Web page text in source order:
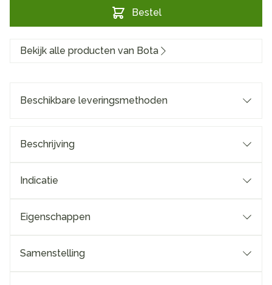
Bestel
Bekijk alle producten van Bota
Beschikbare leveringsmethoden
Beschrijving
Indicatie
Eigenschappen
Samenstelling